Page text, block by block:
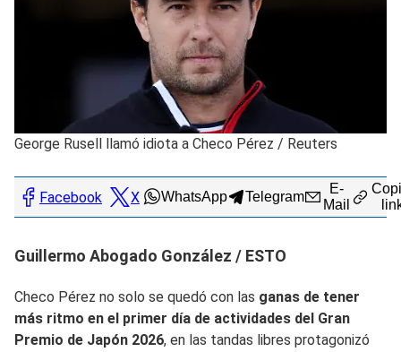
George Rusell llamó idiota a Checo Pérez / Reuters
Facebook X WhatsApp Telegram
E-
Mail
Guillermo Abogado González / ESTO
Checo Pérez no solo se quedó con las ganas de tener
más ritmo en el primer día de actividades del Gran
Premio de Japón 2026, en las tandas libres protagonizó